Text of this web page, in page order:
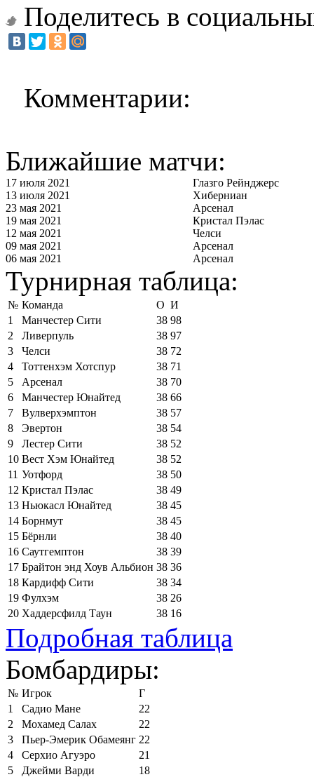
Поделитесь в
Комментарии:
Ближайшие матчи:
17 июля 2021
Глазго Рейнджерс
13 июля 2021
Хиберниан
23 мая 2021
Арсенал
19 мая 2021
Кристал Пэлас
12 мая 2021
Челси
09 мая 2021
Арсенал
06 мая 2021
Арсенал
Турнирная таблица:
№ Команда О И
1
Манчестер Сити 38 98
2
Ливерпуль 38 97
3
Челси 38 72
4
Тоттенхэм Хотспур 38 71
5
Арсенал 38 70
6
Манчестер Юнайтед 38 66
7
Вулверхэмптон 38 57
8
Эвертон 38 54
9
Лестер Сити 38 52
10 Вест Хэм Юнайтед 38 52
11 Уотфорд 38 50
12 Кристал Пэлас 38 49
13 Ньюкасл Юнайтед 38 45
14 Борнмут 38 45
15 Бёрнли 38 40
16 Саутгемптон 38 39
17 Брайтон энд Хоув Альбион 38 36
18 Кардифф Сити 38 34
19 Фулхэм 38 26
20 Хаддерсфилд Таун 38 16
Подробная таблица
Бомбардиры:
№ Игрок
Г
1
Садио Мане
22
2
Мохамед Салах
22
3
Пьер-Эмерик Обамеянг 22
4
Серхио Агуэро
21
5
Джейми Варди
18